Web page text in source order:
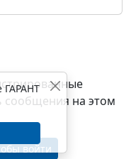
сообщения на этом
войти
ГАРАНТ